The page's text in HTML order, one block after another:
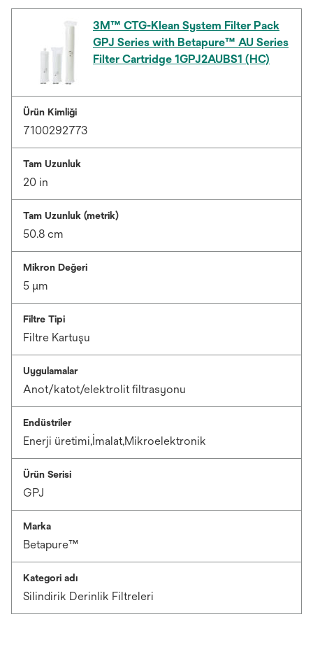
3M™ CTG-Klean System Filter Pack
GPJ Series with Betapure™ AU Series
Filter Cartridge 1GPJ2AUBS1 (HC)
Ürün Kimliği
7100292773
Tam Uzunluk
20 in
Tam Uzunluk (metrik)
50.8 cm
Mikron Değeri
5 μm
Filtre Tipi
Filtre Kartuşu
Uygulamalar
Anot/katot/elektrolit filtrasyonu
Endüstriler
Enerji üretimi,İmalat,Mikroelektronik
Ürün Serisi
GPJ
Marka
Betapure™
Kategori adı
Silindirik Derinlik Filtreleri